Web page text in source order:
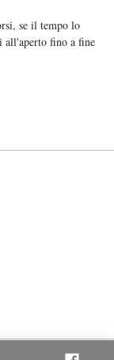
se il tempo lo
all'aperto fino a fine